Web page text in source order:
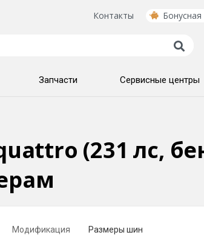
Контакты
Запчасти Сервисные центры
(231 лс,
Модификация Размеры шин